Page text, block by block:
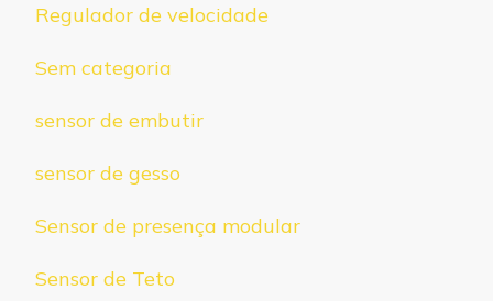
Regulador de velocidade
Sem categoria
sensor de embutir
sensor de gesso
Sensor de presença modular
Sensor de Teto